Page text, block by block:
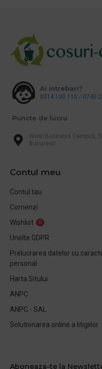
Ai intrebari?
0314 100 110 / 0740
Puncte de lucru
West Business Campus,
Bucuresti
Contul meu
Contul tau
Comenzi
Wishlist
0
Unelte GDPR
Prelucrarea datelor cu
personal
Harta Sitului
ANPC
ANPC - SAL
Solutionarea online a litigiilor
Aboneaza-te la